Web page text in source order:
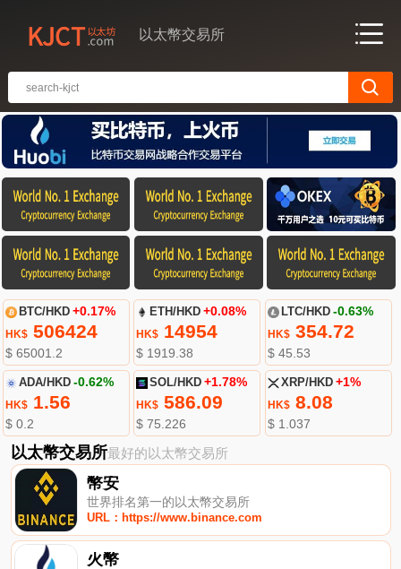
以太幣交易所
BTC/HKD +0.17%
HK$506424
$ 65001.2
ETH/HKD +0.08%
HK$ 14954
$ 1919.38
LTC/HKD -0.63%
HK$354.72
$ 45.53
ADA/HKD -0.62%
HK$1.56
$ 0.2
SOL/HKD +1.78%
HK$ 586.09
$ 75.226
XRP/HKD +1%
HK$8.08
$ 1.037
以太幣交易所最好的以太幣交易所
幣安
世界排名第一的以太幣交易所
URL：https://www.binance.com
火幣